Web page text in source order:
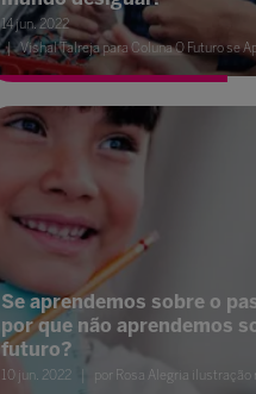
14 jun. 2022
Vishal Talreja para Coluna O Futuro se
Se aprendemos sobre o
por que não aprendemos
futuro?
10 jun. 2022 por Rosa Alegria ilustração